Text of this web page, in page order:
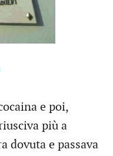
e poi,
più a
dovuta e passava